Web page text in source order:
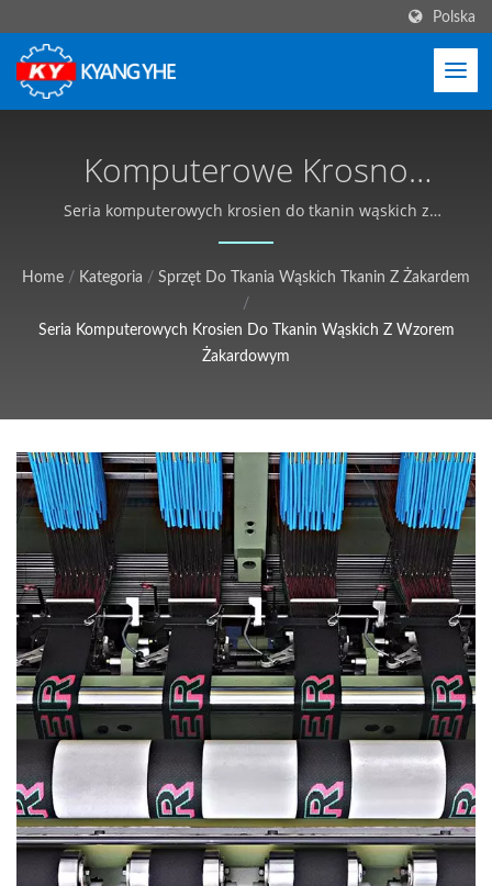
Polska
Komputerowe Krosno
Żakardowe, Elektroniczna
Maszyna Żakardowa,
Krosno Tkackie Żakardowe,
Maszyna Do Tkania
Precyzja Spotyka Się Z
Wydajnością |
Przemysłowy Sprzęt
Tekstylny, Dostosowywany,
Darmowa Wycena - Kyang
Yhe (KY)
Seria komputerowych krosien do tkanin wąskich z
wzorem żakardowym | Maszyny do wąskich tkanin i
Home / Kategoria / Sprzęt Do Tkania Wąskich Tkanin Z Żakardem
/
Seria Komputerowych Krosien Do Tkanin Wąskich Z Wzorem
Żakardowym